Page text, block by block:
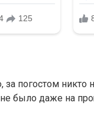
погостом никто
было даже на